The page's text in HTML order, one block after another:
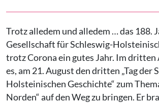
Trotz alledem und alledem … das 188.
Gesellschaft für Schleswig-
trotz Corona ein gutes Jahr. Im dritten
es, am 21. August den dritten „Tag der
Holsteinischen Geschichte“ zum
Norden“ auf den Weg zu bringen. Er